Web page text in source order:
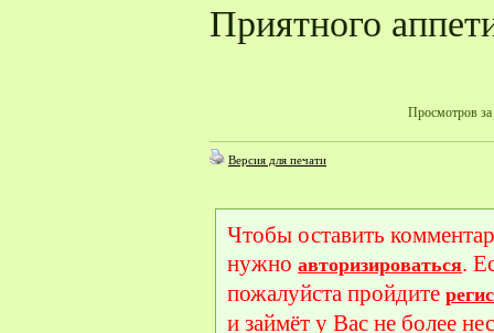
Приятного
Просмотров за
Версия для печати
Чтобы оставить
нужно авторизироваться.
пожалуйста пройдите
и займёт у Вас не более